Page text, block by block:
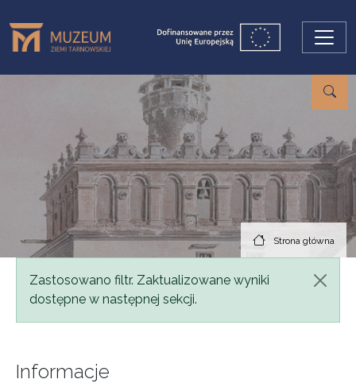
Strona główna
Komunikat
Zastosowano filtr. Zaktualizowane wyniki
dostępne w następnej sekcji.
Informacje